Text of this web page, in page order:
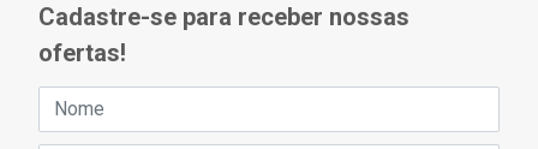
Cadastre-se para receber nossas
ofertas!